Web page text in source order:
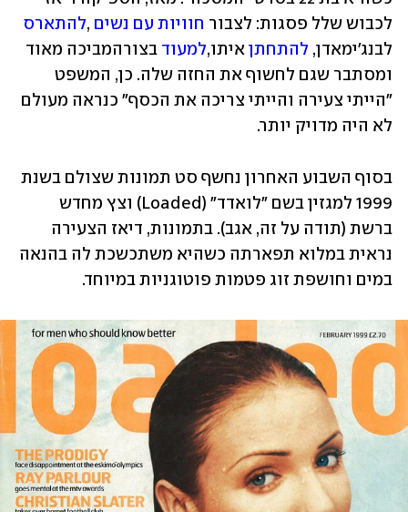
לכבוש שלל פסגות: לצבור חוויות עם נשים ,להתארס
לבנג'ימאדן, להתחתן איתו,למעוד
לא היה מדויק יותר.
במים וחושפת זוג פטמות פוטוגניות במיוחד.